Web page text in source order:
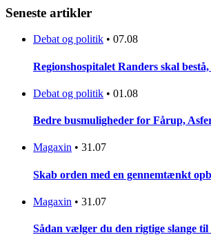
Seneste artikler
Debat og politik • 07.08
Regionshospitalet Randers skal
Debat og politik • 01.08
Bedre busmuligheder for Fårup,
Magaxin • 31.07
Skab orden med en gennemtænkt
Magaxin • 31.07
Sådan vælger du den rigtige slange